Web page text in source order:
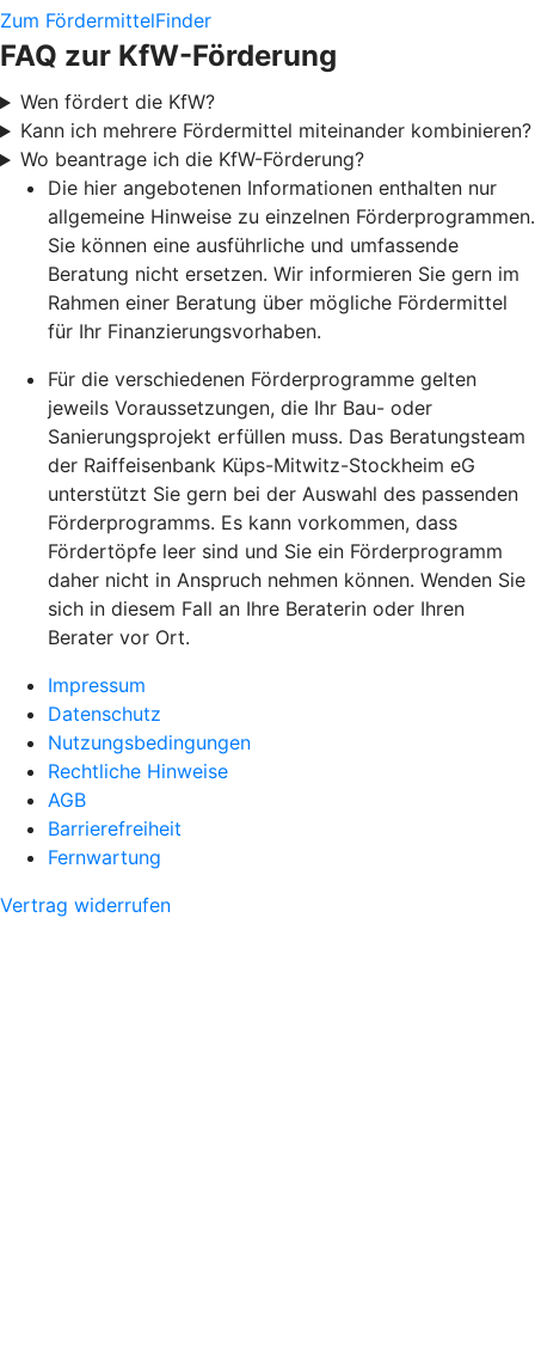
Zum FördermittelFinder
FAQ zur KfW-Förderung
Wen fördert die KfW?
Kann ich mehrere Fördermittel miteinander kombinieren?
Wo beantrage ich die KfW-Förderung?
Die hier angebotenen Informationen enthalten nur
allgemeine Hinweise zu einzelnen Förderprogrammen.
Sie können eine ausführliche und umfassende
Beratung nicht ersetzen. Wir informieren Sie gern im
Rahmen einer Beratung über mögliche Fördermittel
für Ihr Finanzierungsvorhaben.
Für die verschiedenen Förderprogramme gelten
jeweils Voraussetzungen, die Ihr Bau- oder
Sanierungsprojekt erfüllen muss. Das Beratungsteam
der Raiffeisenbank Küps-Mitwitz-Stockheim eG
unterstützt Sie gern bei der Auswahl des passenden
Förderprogramms. Es kann vorkommen, dass
Fördertöpfe leer sind und Sie ein Förderprogramm
daher nicht in Anspruch nehmen können. Wenden Sie
sich in diesem Fall an Ihre Beraterin oder Ihren
Berater vor Ort.
Impressum
Datenschutz
Nutzungsbedingungen
Rechtliche Hinweise
AGB
Barrierefreiheit
Fernwartung
Vertrag widerrufen